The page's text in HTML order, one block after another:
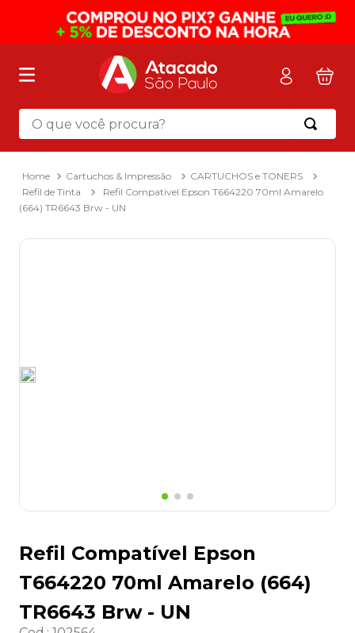
O que você procura?
Cartuchos & Impressão
CARTUCHOS e TONERS
Refil de Tinta
Refil Compatível Epson T664220 70ml Amarelo
(664) TR6643 Brw - UN
Refil Compatível Epson
T664220 70ml Amarelo (664)
TR6643 Brw - UN
Termos mais buscados
mochila
2 º sacola
8